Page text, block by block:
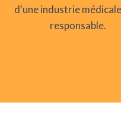
d'une industrie
responsable.